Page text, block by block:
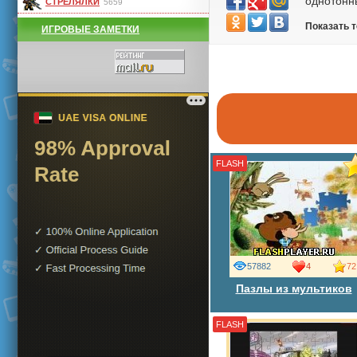
5659
ИГРОВЫЕ ЗАМЕТКИ
слова
судоку
танграм
остальные
Показать
Пазлы из мультиков
57882 4 72
FLASH
FLASH